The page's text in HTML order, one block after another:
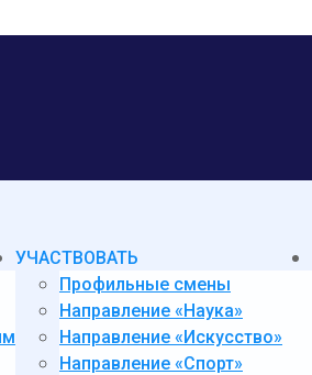
УЧАСТВОВАТЬ
Профильные смены
Направление «Наука»
Направление «Искусство»
Направление «Спорт»